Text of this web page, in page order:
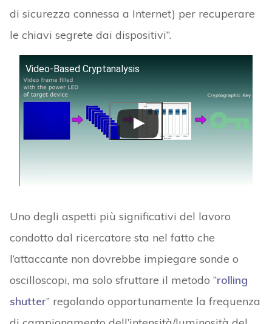
di sicurezza connessa a Internet) per recuperare
le chiavi segrete dai dispositivi”.
Video-Based Cryptanalysis
Uno degli aspetti più significativi del lavoro
condotto dal ricercatore sta nel fatto che
l’attaccante non dovrebbe impiegare sonde o
oscilloscopi, ma solo sfruttare il metodo “rolling
shutter” regolando opportunamente la frequenza